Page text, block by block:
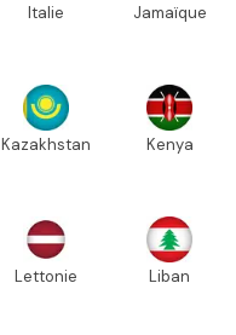
Italie Jamaïque
Kazakhstan Kenya
Lettonie Liban